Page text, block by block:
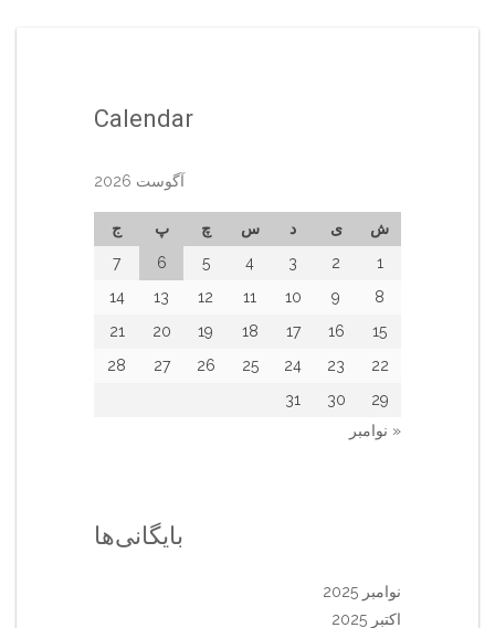
Calendar
آگوست 2026
ش ی د س چ پ
ج
1
2
3
4
5
6
7
8
9
10
11
12
13
14
15
16
17
18
19
20
21
22
23
24
25
26
27
28
29
30
31
« نوامبر
بایگانی‌ها
نوامبر 2025
اکتبر 2025